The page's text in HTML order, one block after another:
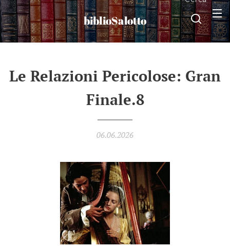
biblioSalotto
Le Relazioni Pericolose: Gran
Finale.8
06.06.2026